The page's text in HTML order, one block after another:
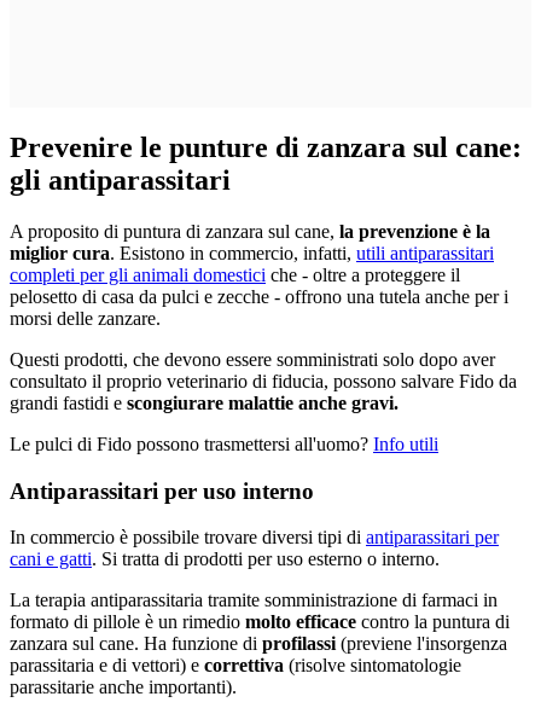
Prevenire le punture di zanzara sul cane:
gli antiparassitari
A proposito di puntura di zanzara sul cane, la prevenzione è la
miglior cura. Esistono in commercio, infatti, utili antiparassitari
completi per gli animali domestici che - oltre a proteggere il
pelosetto di casa da pulci e zecche - offrono una tutela anche per i
morsi delle zanzare.
Questi prodotti, che devono essere somministrati solo dopo aver
consultato il proprio veterinario di fiducia, possono salvare Fido da
grandi fastidi e scongiurare malattie anche gravi.
Le pulci di Fido possono trasmettersi all'uomo? Info utili
Antiparassitari per uso interno
In commercio è possibile trovare diversi tipi di antiparassitari per
cani e gatti. Si tratta di prodotti per uso esterno o interno.
La terapia antiparassitaria tramite somministrazione di farmaci in
formato di pillole è un rimedio molto efficace contro la puntura di
zanzara sul cane. Ha funzione di profilassi (previene l'insorgenza
parassitaria e di vettori) e correttiva (risolve sintomatologie
parassitarie anche importanti).